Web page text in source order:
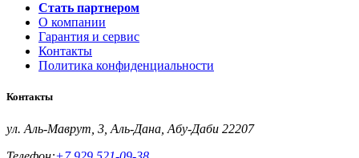
Стать партнером
О компании
Гарантия и сервис
Контакты
Политика конфиденциальности
Контакты
ул. Аль-Маврут, 3, Аль-Дана, Абу-Даби 22207